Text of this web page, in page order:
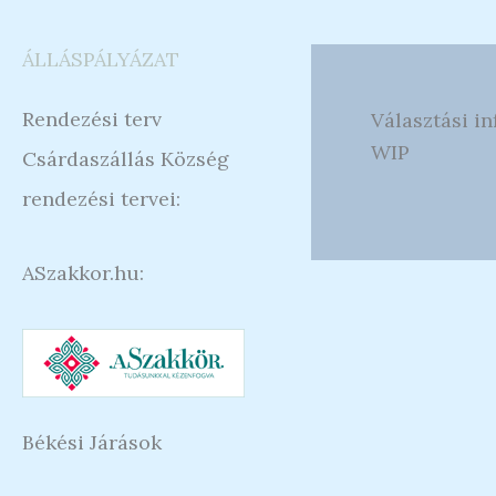
ÁLLÁSPÁLYÁZAT
Rendezési terv
Csárdaszállás Község
rendezési tervei:
ASzakkor.hu:
Békési Járások
Választási
WIP